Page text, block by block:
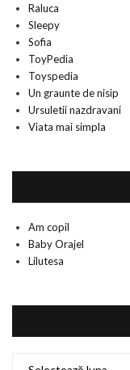
Raluca
Sleepy
Sofia
ToyPedia
Toyspedia
Un graunte de nisip
Ursuletii nazdravani
Viata mai simpla
Am copil
Baby Orajel
Lilutesa